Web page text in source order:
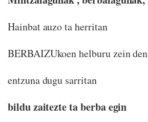
Hainbat auzo ta herritan
BERBAIZUkoen helburu zein den
entzuna dugu sarritan
bildu zaitezte ta berba egin